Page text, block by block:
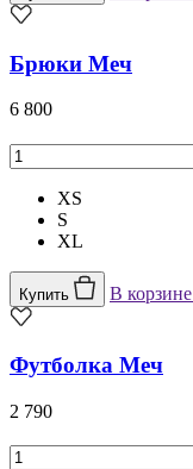
Брюки Меч
6 800
XS
S
XL
Купить В корзине
Футболка Меч
2 790